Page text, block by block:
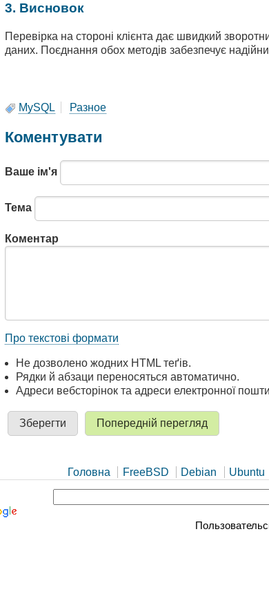
3. Висновок
Перевірка на стороні клієнта дає швидкий
даних. Поєднання обох методів забезпечує
MySQL Разное
Коментувати
Ваше ім'я
Тема
Коментар
Про текстові формати
Не дозволено жодних HTML теґів.
Рядки й абзаци переносяться автоматично.
Адреси вебсторінок та адреси електронної
Головна FreeBSD Debian Ubuntu